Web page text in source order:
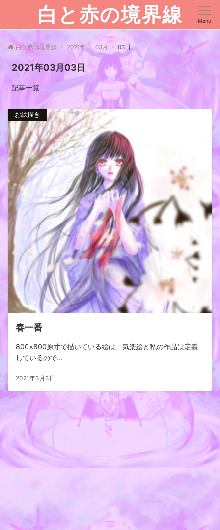
白と赤の境界線 Menu
白と赤の境界線 2021年 03月 03日
2021年03月03日
記事一覧
お絵描き
春一番
800×800原寸で描いている絵は、気楽絵と私の作品は定義
しているので...
2021年3月3日